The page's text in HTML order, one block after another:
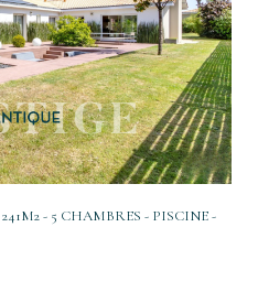
bien
- 5 CHAMBRES - PISCINE -